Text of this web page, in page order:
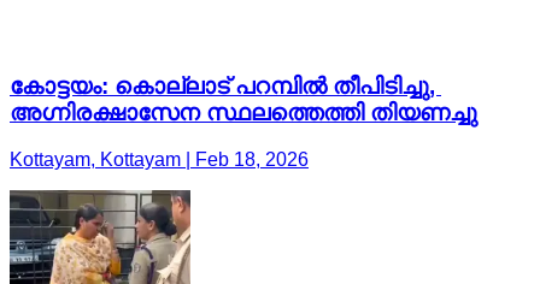
കോട്ടയം: കൊല്ലാട് പറമ്പിൽ തീപിടിച്ചു,
അഗ്നിരക്ഷാസേന സ്ഥലത്തെത്തി തിയണച്ചു
Kottayam, Kottayam | Feb 18, 2026